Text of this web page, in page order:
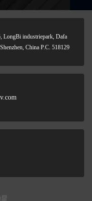
LongBi industriepark, Dafa
China P.C. 518129